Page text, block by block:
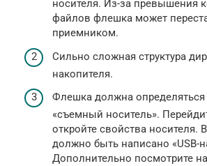
носителя. Из-за превышения
файлов флешка может
приемником.
Сильно сложная структура
накопителя.
Флешка должна определяться
«съемный носитель».
откройте свойства носителя.
должно быть написано «USB-
Дополнительно посмотрите